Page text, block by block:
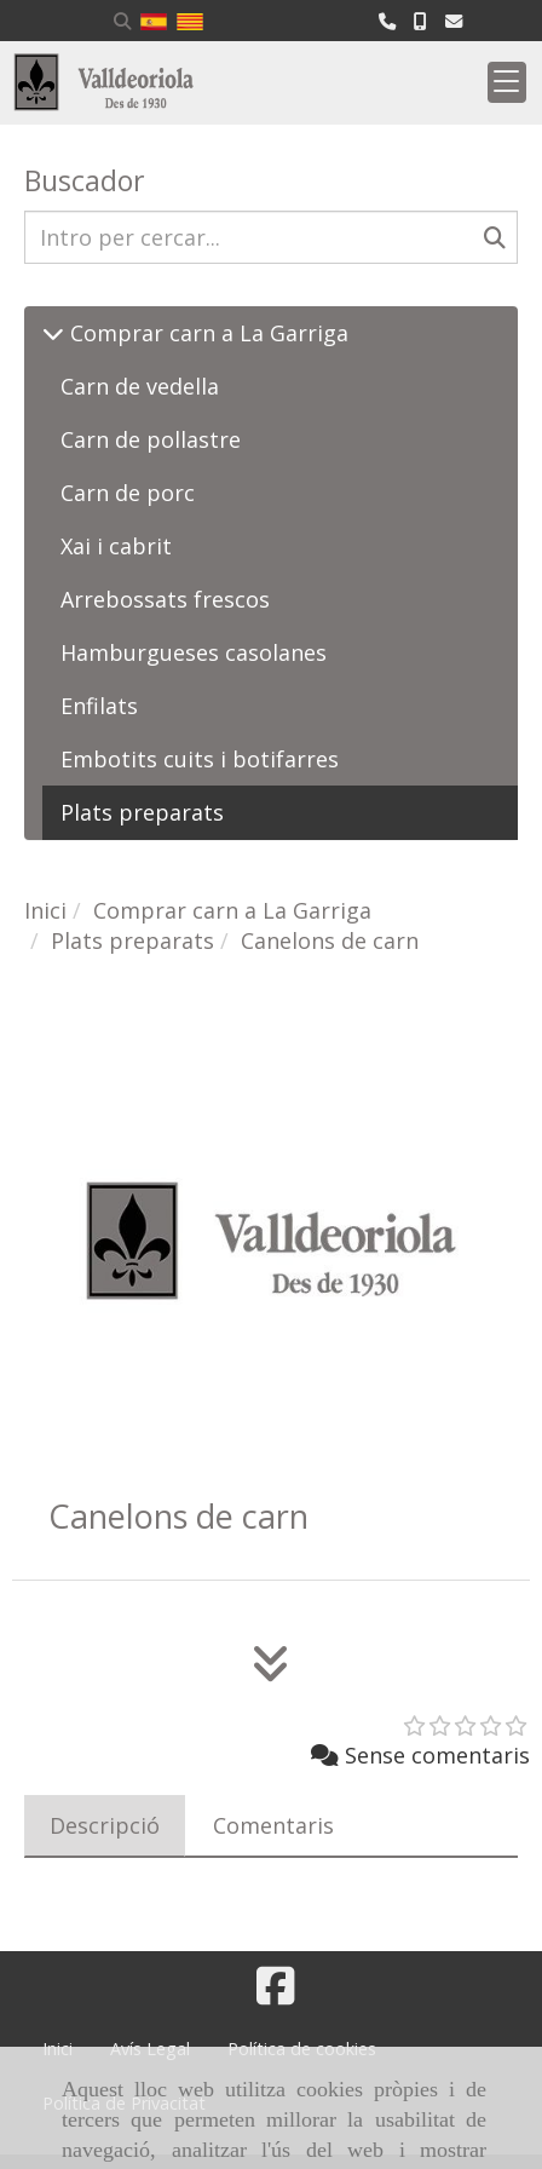
Aquest lloc web utilitza cookies pròpies i de
tercers que permeten millorar la usabilitat de
navegació, analitzar l'ús del web i mostrar
Buscador
Comprar carn a La Garriga
Carn de vedella
Carn de pollastre
Carn de porc
Xai i cabrit
Arrebossats frescos
Hamburgueses casolanes
Enfilats
Embotits cuits i botifarres
Plats preparats
Inici
Comprar carn a La Garriga
Plats preparats
Canelons de carn
Canelons de carn
Sense comentaris
Descripció Comentaris
Inici Avís Legal Política de cookies
Política de Privacitat